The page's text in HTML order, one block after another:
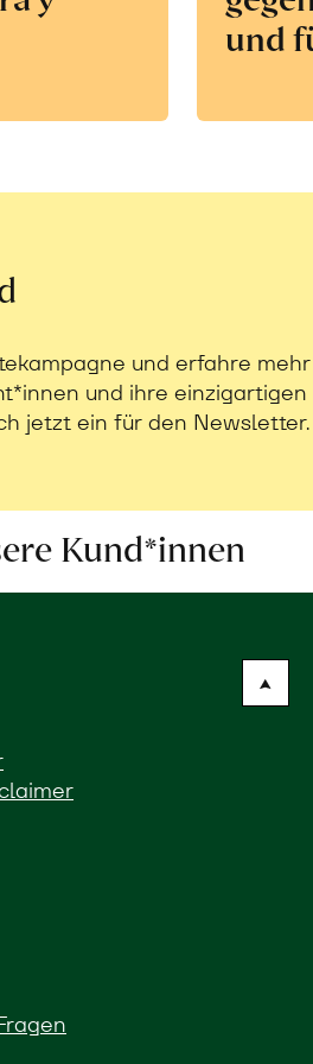
und
und erfahre mehr
und ihre einzigartigen
jetzt ein für den Newsletter.
Kund*innen